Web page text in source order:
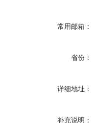
常用邮箱：
省份：
详细地址：
补充说明：